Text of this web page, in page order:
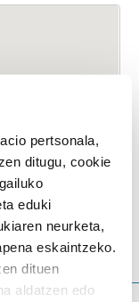
pertsonala,
ditugu, cookie
eduki
neurketa,
eskaintzeko.
dituen
aldatzen edo